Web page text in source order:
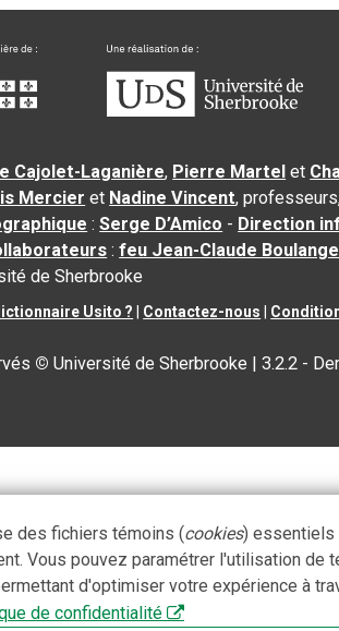
Cajolet-Laganière, Pierre Martel et
Mercier et Nadine Vincent,
:Serge D’Amico - Direction
:feu Jean-Claude
de Sherbrooke
Usito ? Contactez-nous
© Université de Sherbrooke |3.2.2 -
des fichiers témoins (cookies) essentiels
Vous pouvez paramétrer l'utilisation de
d'optimiser votre expérience à
de confidentialité